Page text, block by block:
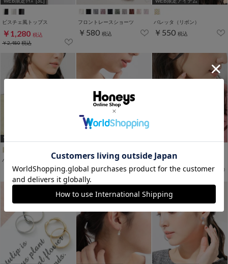
ビスチェ風トップス
￥1,280 税込
￥2,480税込
フロントレースショーツ
￥580 税込
バレッタ（リボン）
￥550 税込
WEB限定アイテム
バングル（ダブル）
￥330 税込
リング（２本セット＃１１）
￥330 税込
リング（２本セット＃９）
￥330 税込